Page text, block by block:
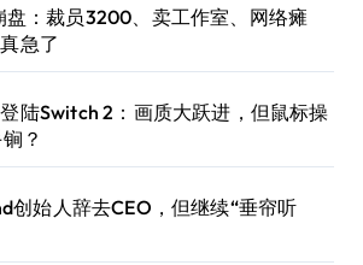
盘：裁员3200、卖工作室、网络瘫
急了
登陆Switch 2：画质大跃进，但鼠标操
？
创始人辞去CEO，但继续“垂帘听